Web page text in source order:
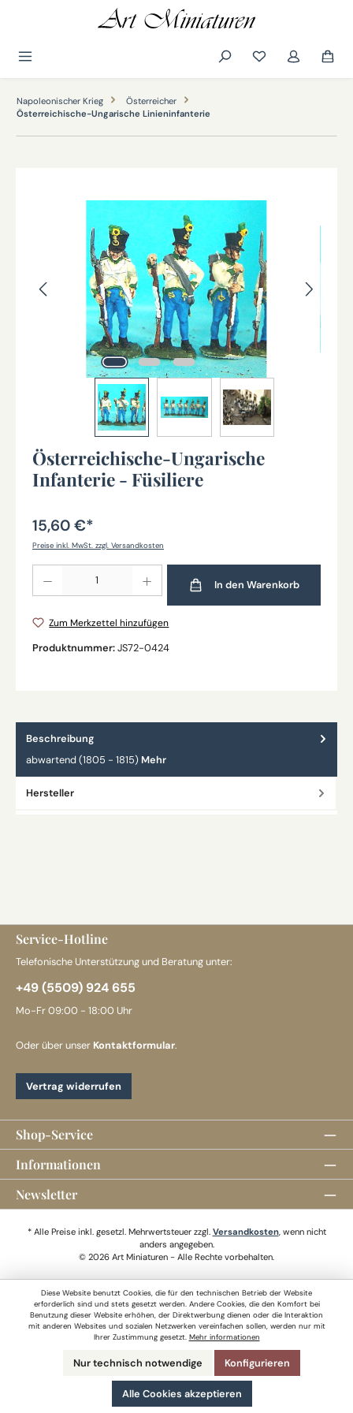
Napoleonischer Krieg
Österreicher
Österreichische-Ungarische Linieninfanterie
Österreichische-Ungarische
Infanterie - Füsiliere
15,60 €*
Preise inkl. MwSt. zzgl. Versandkosten
Produkt Anzahl: Gib den gewünschten Wert ein oder benutze die Schaltflächen um die
In den Warenkorb
Zum Merkzettel hinzufügen
Produktnummer:JS72-0424
Beschreibung
abwartend (1805 - 1815) Mehr
Hersteller
Service-Hotline
Telefonische Unterstützung und Beratung unter:
+49 (5509) 924 655
Mo-Fr 09:00 - 18:00 Uhr
Oder über unser Kontaktformular.
Vertrag widerrufen
Shop-Service
Informationen
Newsletter
* Alle Preise inkl. gesetzl. Mehrwertsteuer zzgl. Versandkosten, wenn nicht
anders angegeben.
© 2026 Art Miniaturen - Alle Rechte vorbehalten.
Diese Website benutzt Cookies, die für den technischen Betrieb der Website
erforderlich sind und stets gesetzt werden. Andere Cookies, die den Komfort bei
Benutzung dieser Website erhöhen, der Direktwerbung dienen oder die Interaktion
mit anderen Websites und sozialen Netzwerken vereinfachen sollen, werden nur mit
Ihrer Zustimmung gesetzt. Mehr informationen
Nur technisch notwendige Konfigurieren
Alle Cookies akzeptieren